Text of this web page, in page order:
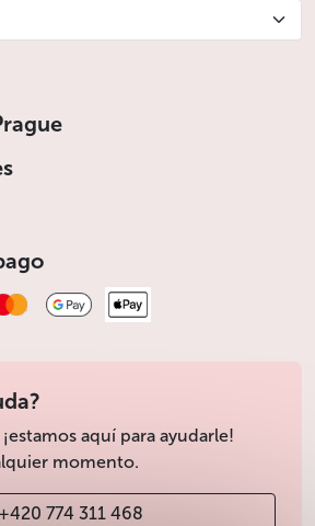
aquí para ayudarle!
momento.
+420 774 311 468